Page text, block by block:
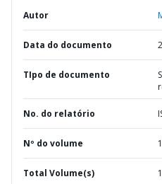
Autor
Data do documento
TIpo de documento
No. do relatório
Nº do volume 1
Total Volume(s) 1